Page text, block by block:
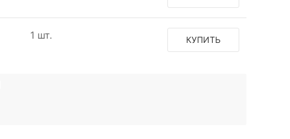
1 шт. КУПИТЬ